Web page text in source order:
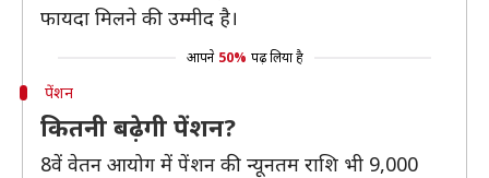
फायदा मिलने की उम्मीद है।
आपने 50% पढ़ लिया है
पेंशन
कितनी बढ़ेगी पेंशन?
8वें वेतन आयोग में पेंशन की न्यूनतम राशि भी 9,000